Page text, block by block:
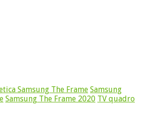
Samsung The Frame Samsung
Samsung The Frame 2020 TV quadro